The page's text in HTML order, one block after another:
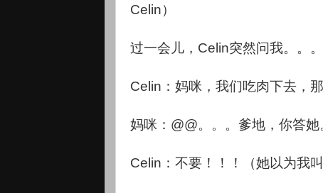
Celin）
过一会儿，Celin突然问我。。。
Celin：妈咪，我们吃肉下去，
妈咪：@@。。。爹地，你答她
Celin：不要！！！（她以为我叫